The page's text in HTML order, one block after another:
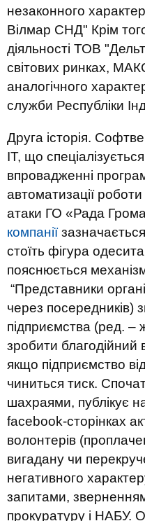
незаконного
Вілмар СНД" Крім
діяльності ТОВ
світових ринках,
аналогічного
служби Республіки
Друга історія.
IT, що
впровадженні
автоматизації
атаки ГО «Рада
компанії
стоїть фігура
пояснюється
“Представники
через посередників)
підприємства (ред. –
зробити благодійний
якщо підприємство
чиниться тиск.
шахраями, публікує
facebook-сторінках
волонтерів
вигадану чи
негативного
запитами,
прокуратуру і НАБУ.